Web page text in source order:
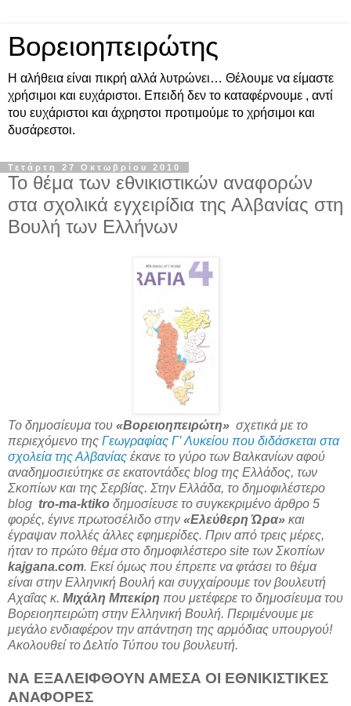
Βορειοηπειρώτης
Η αλήθεια είναι πικρή αλλά λυτρώνει… Θέλουμε να είμαστε
χρήσιμοι και ευχάριστοι. Επειδή δεν το καταφέρνουμε , αντί
του ευχάριστοι και άχρηστοι προτιμούμε το χρήσιμοι και
δυσάρεστοι.
Τετάρτη 27 Οκτωβρίου 2010
Το θέμα των εθνικιστικών αναφορών
στα σχολικά εγχειρίδια της Αλβανίας στη
Βουλή των Ελλήνων
Το δημοσίευμα του «Βορειοηπειρώτη» σχετικά με το
περιεχόμενο της Γεωγραφίας Γ’ Λυκείου που διδάσκεται στα
σχολεία της Αλβανίας έκανε το γύρο των Βαλκανίων αφού
αναδημοσιεύτηκε σε εκατοντάδες blog της Ελλάδος, των
Σκοπίων και της Σερβίας. Στην Ελλάδα, το δημοφιλέστερο
blog tro-ma-ktiko δημοσίευσε το συγκεκριμένο άρθρο 5
φορές, έγινε πρωτοσέλιδο στην «Ελεύθερη Ώρα» και
έγραψαν πολλές άλλες εφημερίδες. Πριν από τρεις μέρες,
ήταν το πρώτο θέμα στο δημοφιλέστερο site των Σκοπίων
kajgana.com. Εκεί όμως που έπρεπε να φτάσει το θέμα
είναι στην Ελληνική Βουλή και συγχαίρουμε τον βουλευτή
Αχαΐας κ. Μιχάλη Μπεκίρη που μετέφερε το δημοσίευμα του
Βορειοηπειρώτη στην Ελληνική Βουλή. Περιμένουμε με
μεγάλο ενδιαφέρον την απάντηση της αρμόδιας υπουργού!
Ακολουθεί το Δελτίο Τύπου του βουλευτή.
ΝΑ ΕΞΑΛΕΙΦΘΟΥΝ ΑΜΕΣΑ ΟΙ ΕΘΝΙΚΙΣΤΙΚΕΣ
ΑΝΑΦΟΡΕΣ